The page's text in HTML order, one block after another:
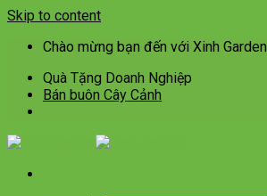
Skip to content
Chào mừng bạn đến với Xinh Garden
Quà Tặng Doanh Nghiệp
Bán buôn Cây Cảnh